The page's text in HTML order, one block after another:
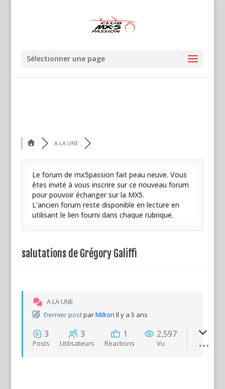
Sélectionner une page
A LA UNE
Le forum de mx5passion fait peau neuve. Vous
êtes invité à vous inscrire sur ce nouveau forum
pour pouvoir échanger sur la MX5.
L'ancien forum reste disponible en lecture en
utilisant le lien fourni dans chaque rubrique.
salutations de Grégory Galiffi
A LA UNE
Dernier postparMilton Il y a 5 ans
3
Posts
3
Utilisateurs
1
Reactions
2,597
Vu